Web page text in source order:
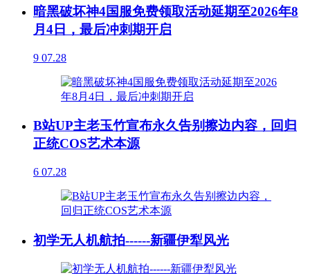
暗黑破坏神4国服免费领取活动延期至2026年8
月4日，最后冲刺期开启
9 07.28
B站UP主老玉竹宣布永久告别擦边内容，回归
正统COS艺术本源
6 07.28
初学无人机航拍------新疆伊犁风光